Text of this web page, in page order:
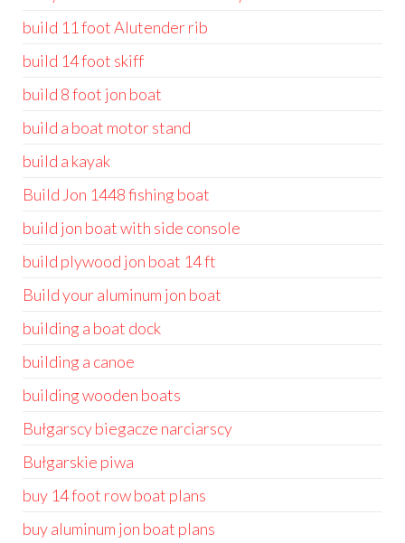
build 11 foot Alutender rib
build 14 foot skiff
build 8 foot jon boat
build a boat motor stand
build a kayak
Build Jon 1448 fishing boat
build jon boat with side console
build plywood jon boat 14 ft
Build your aluminum jon boat
building a boat dock
building a canoe
building wooden boats
Bułgarscy biegacze narciarscy
Bułgarskie piwa
buy 14 foot row boat plans
buy aluminum jon boat plans